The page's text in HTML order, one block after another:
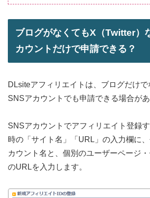
ブログがなくてもX（Twitter）
カウントだけで申請できる？
DLsiteアフィリエイトは、ブログだけ
SNSアカウントでも申請できる場合があ
SNSアカウントでアフィリエイト登録
時の「サイト名」「URL」の入力欄に
カウント名と、個別のユーザーページ
のURLを入力します。